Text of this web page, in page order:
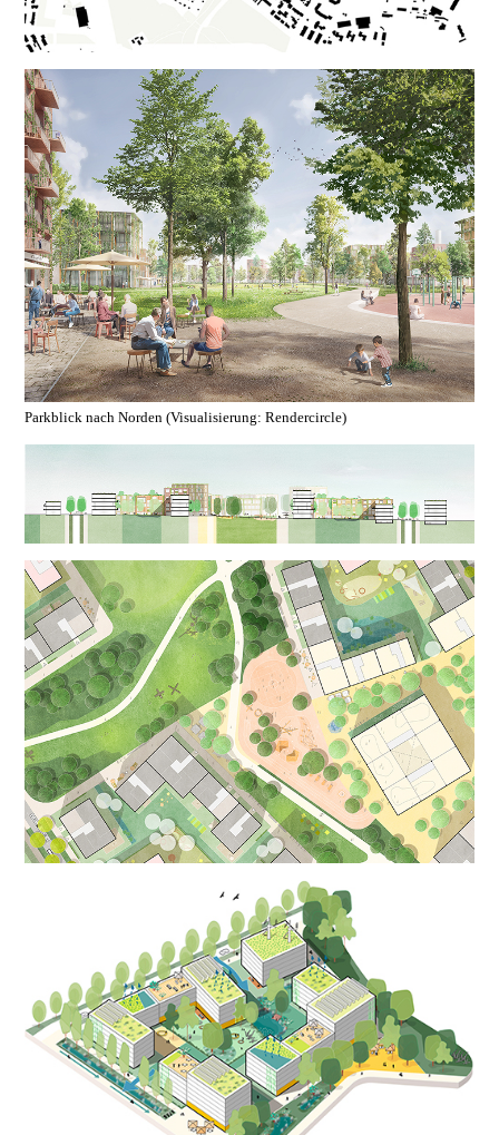
Parkblick nach Norden (Visualisierung: Rendercircle)